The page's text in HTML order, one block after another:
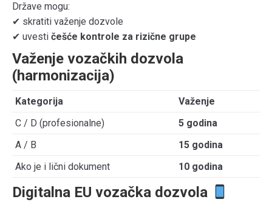
Države mogu:
✔ skratiti važenje dozvole
✔ uvesti češće kontrole za rizične grupe
Važenje vozačkih dozvola
(harmonizacija)
Kategorija
Važenje
C / D (profesionalne)
5 godina
A / B
15 godina
Ako je i lični dokument
10 godina
Digitalna EU vozačka dozvola